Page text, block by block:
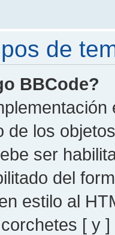
de
BBCode?
de los
ser
del
estilo al
[ y